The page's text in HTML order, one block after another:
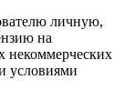
личную,
на
некоммерческих
условиями